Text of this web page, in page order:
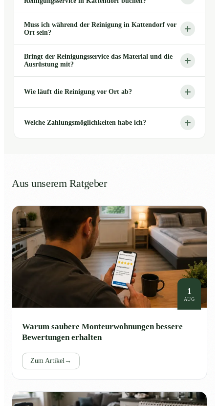
Muss ich während der Reinigung in Kattendorf vor
Ort sein?
Bringt der Reinigungsservice das Material und die
Ausrüstung mit?
Wie läuft die Reinigung vor Ort ab?
Welche Zahlungsmöglichkeiten habe ich?
Aus unserem Ratgeber
1
AUG
Warum saubere Monteurwohnungen bessere
Bewertungen erhalten
Zum Artikel→